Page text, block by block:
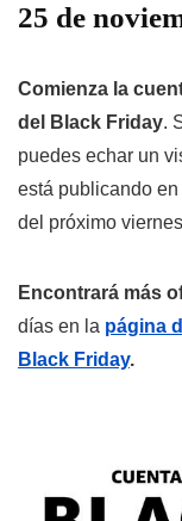
25 de
Comienza la
del Black Friday.
puedes echar un
está publicando
del próximo
Encontrará más
días en la página
Black Friday.